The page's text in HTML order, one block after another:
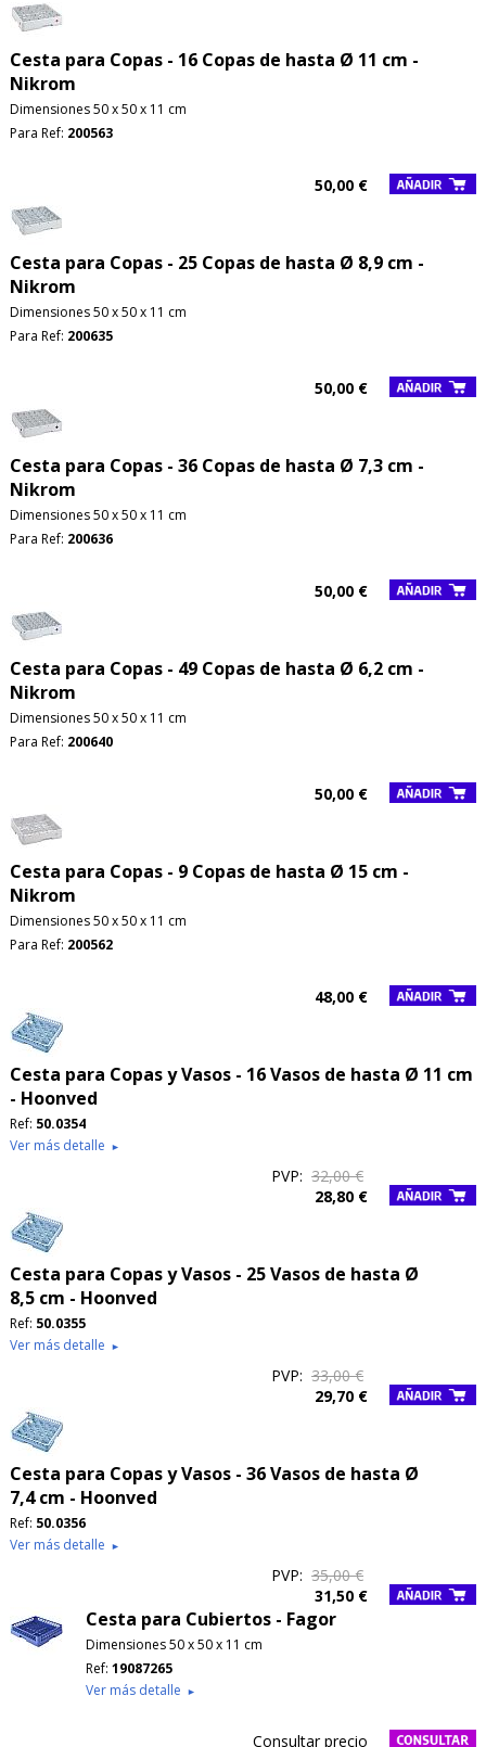
Cesta para Copas - 16 Copas de hasta Ø 11 cm -
Nikrom
Dimensiones 50 x 50 x 11 cm
Para Ref: 200563
50,00 €
Cesta para Copas - 25 Copas de hasta Ø 8,9 cm -
Nikrom
Dimensiones 50 x 50 x 11 cm
Para Ref: 200635
50,00 €
Cesta para Copas - 36 Copas de hasta Ø 7,3 cm -
Nikrom
Dimensiones 50 x 50 x 11 cm
Para Ref: 200636
50,00 €
Cesta para Copas - 49 Copas de hasta Ø 6,2 cm -
Nikrom
Dimensiones 50 x 50 x 11 cm
Para Ref: 200640
50,00 €
Cesta para Copas - 9 Copas de hasta Ø 15 cm -
Nikrom
Dimensiones 50 x 50 x 11 cm
Para Ref: 200562
48,00 €
Cesta para Copas y Vasos - 16 Vasos de hasta Ø 11 cm
- Hoonved
Ref: 50.0354
Ver más detalle ►
PVP: 32,00 €
28,80 €
Cesta para Copas y Vasos - 25 Vasos de hasta Ø
8,5 cm - Hoonved
Ref: 50.0355
Ver más detalle ►
PVP: 33,00 €
29,70 €
Cesta para Copas y Vasos - 36 Vasos de hasta Ø
7,4 cm - Hoonved
Ref: 50.0356
Ver más detalle ►
PVP: 35,00 €
31,50 €
Cesta para Cubiertos - Fagor
Dimensiones 50 x 50 x 11 cm
Ref: 19087265
Ver más detalle ►
Consultar precio